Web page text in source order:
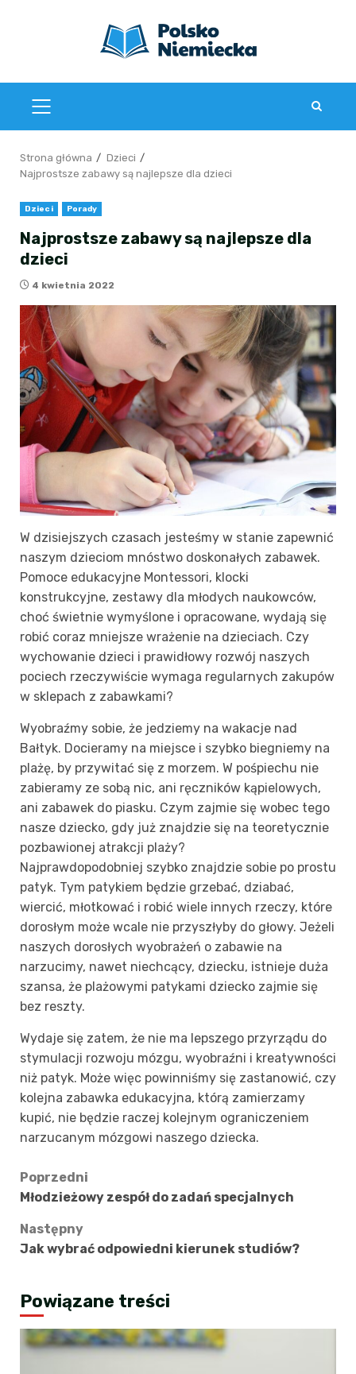
MENU
GŁÓWNE
Strona główna
Dzieci
Najprostsze zabawy są najlepsze dla dzieci
Dzieci Porady
Najprostsze zabawy są najlepsze dla
dzieci
4 kwietnia 2022
W dzisiejszych czasach jesteśmy w stanie zapewnić
naszym dzieciom mnóstwo doskonałych zabawek.
Pomoce edukacyjne Montessori, klocki
konstrukcyjne, zestawy dla młodych naukowców,
choć świetnie wymyślone i opracowane, wydają się
robić coraz mniejsze wrażenie na dzieciach. Czy
wychowanie dzieci i prawidłowy rozwój naszych
pociech rzeczywiście wymaga regularnych zakupów
w sklepach z zabawkami?
Wyobraźmy sobie, że jedziemy na wakacje nad
Bałtyk. Docieramy na miejsce i szybko biegniemy na
plażę, by przywitać się z morzem. W pośpiechu nie
zabieramy ze sobą nic, ani ręczników kąpielowych,
ani zabawek do piasku. Czym zajmie się wobec tego
nasze dziecko, gdy już znajdzie się na teoretycznie
pozbawionej atrakcji plaży?
Najprawdopodobniej szybko znajdzie sobie po prostu
patyk. Tym patykiem będzie grzebać, dziabać,
wiercić, młotkować i robić wiele innych rzeczy, które
dorosłym może wcale nie przyszłyby do głowy. Jeżeli
naszych dorosłych wyobrażeń o zabawie na
narzucimy, nawet niechcący, dziecku, istnieje duża
szansa, że plażowymi patykami dziecko zajmie się
bez reszty.
Wydaje się zatem, że nie ma lepszego przyrządu do
stymulacji rozwoju mózgu, wyobraźni i kreatywności
niż patyk. Może więc powinniśmy się zastanowić, czy
kolejna zabawka edukacyjna, którą zamierzamy
kupić, nie będzie raczej kolejnym ograniczeniem
narzucanym mózgowi naszego dziecka.
Zobacz
Poprzedni
Młodzieżowy zespół do zadań specjalnych
Następny
Jak wybrać odpowiedni kierunek studiów?
Powiązane treści